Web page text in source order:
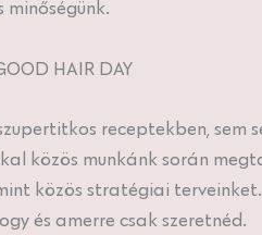
minőségünk.
HAIR DAY
receptekben,
közös munkánk során
közös stratégiai
és amerre csak szeretnéd.